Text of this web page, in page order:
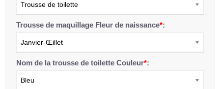
Trousse de toilette
Trousse de maquillage Fleur de naissance*:
Janvier-Œillet
Nom de la trousse de toilette Couleur*:
Bleu